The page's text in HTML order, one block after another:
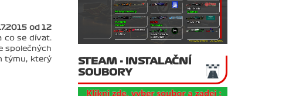
od 12
co se dívat.
společných
týmu, který
STEAM - INSTALAČNÍ
SOUBORY